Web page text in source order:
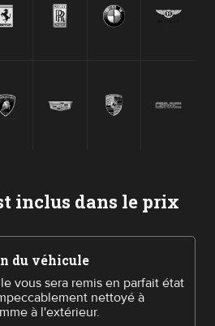
inclus dans le prix
du véhicule
vous sera remis en parfait état
nettoyé à
à l'extérieur.